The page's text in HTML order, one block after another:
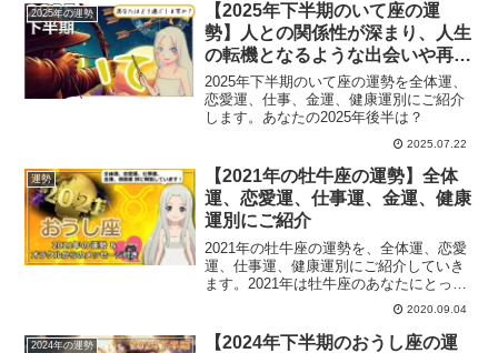
2025年の運勢
【2025年下半期のいて座の運
勢】人との関係性が深まり、人生
の転機となるような出会いや再会
が訪れる大切な半年
2025年下半期のいて座の運勢を全体運、
恋愛運、仕事、金運、健康運別にご紹介
します。あなたの2025年後半は？
2025.07.22
運勢
【2021年の牡牛座の運勢】全体
運、恋愛運、仕事運、金運、健康
運別にご紹介
2021年の牡牛座の運勢を、全体運、恋愛
運、仕事運、健康運別にご紹介していき
ます。2021年は牡牛座のあなたにとって
どんな1年になるでしょうか？西洋占星術
2020.09.04
2024年の運勢
【2024年下半期のおうし座の運